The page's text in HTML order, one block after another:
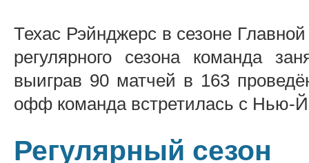
Техас Рэйнджерс в сезоне
регулярного сезона команда
выиграв 90 матчей в 163
офф команда встретилась с Нью-
Регулярный сезон